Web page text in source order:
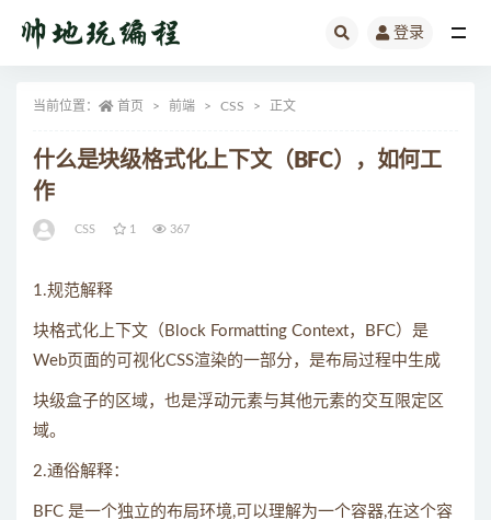
登录
当前位置： 首页 前端 CSS 正文
什么是块级格式化上下文（BFC），如何工
作
CSS 1 367
1.规范解释
块格式化上下文（Block Formatting Context，BFC）是
Web页面的可视化CSS渲染的一部分，是布局过程中生成
块级盒子的区域，也是浮动元素与其他元素的交互限定区
域。
2.通俗解释：
BFC 是一个独立的布局环境,可以理解为一个容器,在这个容